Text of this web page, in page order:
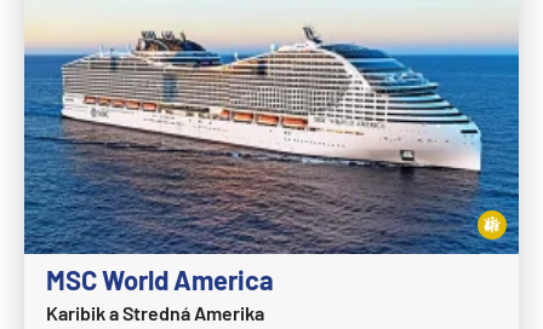
Queen Elizabeth
Queen Mary 2
Queen Victoria
Disney Cruise Line
Disney Adventure
Disney Destiny
Disney Dream
Disney Fantasy
MSC World America
Karibik a Stredná Amerika